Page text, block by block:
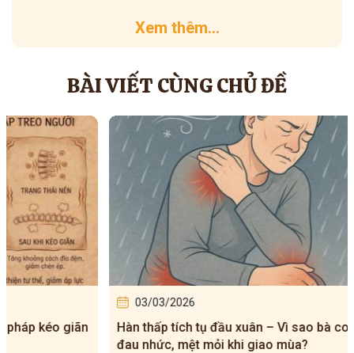
Xem thêm...
BÀI VIẾT CÙNG CHỦ ĐỀ
Hàn thấp tích tụ đầu xuân – Vì sao bà con dễ
đau nhức, mệt mỏi khi giao mùa?
Cây